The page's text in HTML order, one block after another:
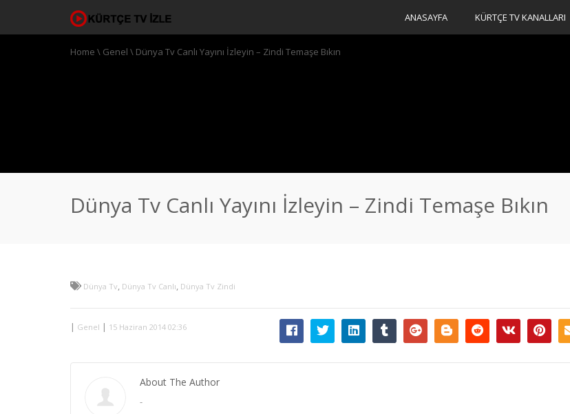
ANASAYFA KÜRTÇE TV KANALLARI
Home \ Genel \ Dünya Tv Canlı Yayını İzleyin – Zindi Temaşe Bıkın
Dünya Tv Canlı Yayını İzleyin – Zindi Temaşe Bıkın
Dünya Tv, Dünya Tv Canlı, Dünya Tv Zindi
| Genel | 15 Haziran 2014 02:36
About The Author
-